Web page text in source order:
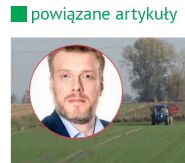
powiązane artykuły